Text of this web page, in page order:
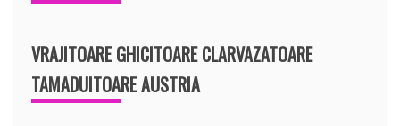
VRAJITOARE GHICITOARE CLARVAZATOARE
TAMADUITOARE AUSTRIA